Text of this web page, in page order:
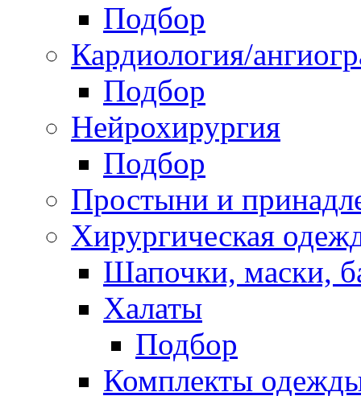
Подбор
Кардиология/
Подбор
Нейрохирургия
Подбор
Простыни и
Хирургическая
Шапочки, маски,
Халаты
Подбор
Комплекты